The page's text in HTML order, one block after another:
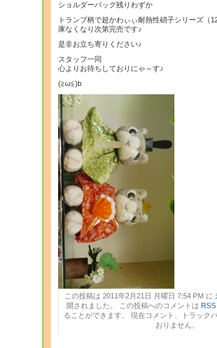
ショルダーバッグ残りわずか
トランプ柄で超かわぃぃ耐熱性硝子シリーズ（
庫なくなり次第完売です♪
是非お立ち寄りください♪
スタッフ一同
心よりお待ちしておりにゃ～す♪
(≧ω≦)b
この投稿は 2011年2月21日 月曜日 7:54 PM に
開されました。 この投稿へのコメントは
ることができます。 現在コメント、トラック
おりません。